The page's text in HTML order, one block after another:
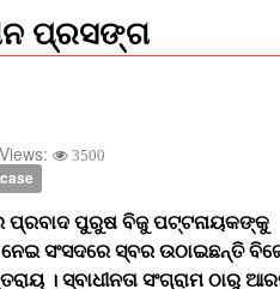
ପ୍ରସଙ୍ଗ
3500
ପ୍ରବାଦ ପୁରୁଷ ବିଜୁ ପଟ୍ଟନାୟକଙ୍କୁ
ସଂସଦରେ ସ୍ବର ଉଠାଇଛନ୍ତି
। ସ୍ବାଧୀନତା ସଂଗ୍ରାମ ଠାରୁ